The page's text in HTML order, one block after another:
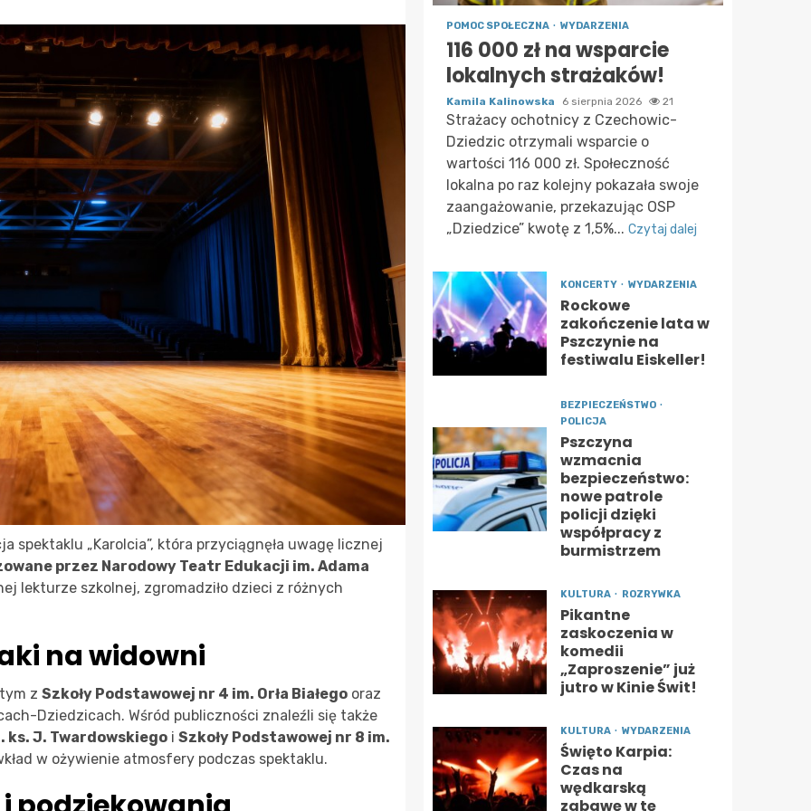
spektaklu „Karolcia”, która przyciągnęła uwagę licznej
przez Narodowy Teatr Edukacji im. Adama
lekturze szkolnej, zgromadziło dzieci z różnych
na widowni
z Szkoły Podstawowej nr 4 im. Orła Białego oraz
Dziedzicach. Wśród publiczności znaleźli się także
ks. J. Twardowskiego i Szkoły Podstawowej nr 8 im.
w ożywienie atmosfery podczas spektaklu.
POMOC SPOŁECZNA WYDARZENIA
116 000 zł na wsparcie
lokalnych strażaków!
Kamila Kalinowska 6 sierpnia 2026 21
Strażacy ochotnicy z Czechowic-
Dziedzic otrzymali wsparcie o
wartości 116 000 zł. Społeczność
lokalna po raz kolejny pokazała swoje
zaangażowanie, przekazując OSP
„Dziedzice” kwotę z 1,5%... Czytaj dalej
KONCERTY WYDARZENIA
Rockowe
zakończenie lata w
Pszczynie na
festiwalu Eiskeller!
BEZPIECZEŃSTWO
POLICJA
Pszczyna
wzmacnia
bezpieczeństwo:
nowe patrole
policji dzięki
współpracy z
burmistrzem
KULTURA ROZRYWKA
Pikantne
zaskoczenia w
komedii
„Zaproszenie” już
jutro w Kinie Świt!
KULTURA WYDARZENIA
Święto Karpia:
Czas na
wędkarską
zabawę w tę